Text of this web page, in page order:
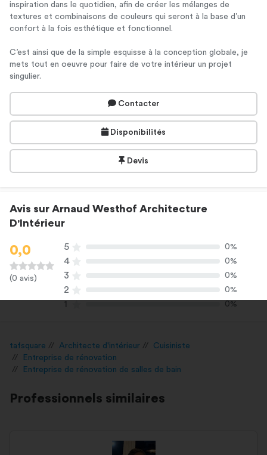
inspiration dans le quotidien, afin de créer les mélanges de
textures et combinaisons de couleurs qui seront à la base d’un
confort à la fois esthétique et fonctionnel.
C’est ainsi que de la simple esquisse à la conception globale, je
mets tout en oeuvre pour faire de votre intérieur un projet
singulier.
Contacter
Disponibilités
Devis
Avis sur Arnaud Westhof Architecture
D'Intérieur
0,0
(0 avis)
5 0%
4 0%
3 0%
2 0%
1 0%
tafsquare Architecte d'intérieur
Cuisiniste
Entreprise de rénovation
Entreprise de rénovation de salles de bain
Professionnels similaires